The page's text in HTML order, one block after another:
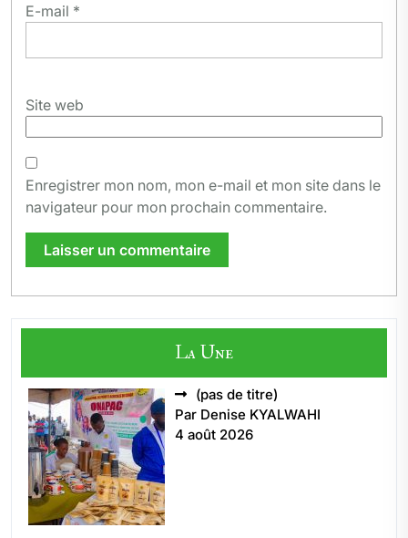
E-mail *
Site web
Enregistrer mon nom, mon e-mail et mon site dans le
navigateur pour mon prochain commentaire.
La Une
(pas de titre)
5496
Par Denise KYALWAHI
4 août 2026